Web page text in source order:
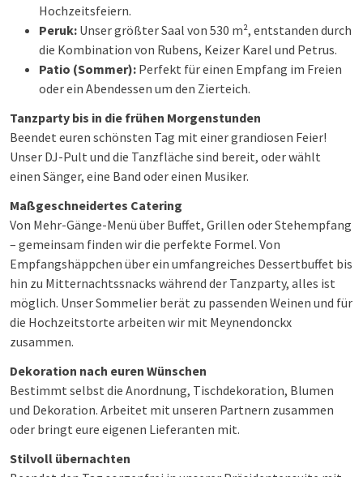
Hochzeitsfeiern.
Peruk: Unser größter Saal von 530 m², entstanden durch
die Kombination von Rubens, Keizer Karel und Petrus.
Patio (Sommer): Perfekt für einen Empfang im Freien
oder ein Abendessen um den Zierteich.
Tanzparty bis in die frühen Morgenstunden
Beendet euren schönsten Tag mit einer grandiosen Feier!
Unser DJ-Pult und die Tanzfläche sind bereit, oder wählt
einen Sänger, eine Band oder einen Musiker.
Maßgeschneidertes Catering
Von Mehr-Gänge-Menü über Buffet, Grillen oder Stehempfang
– gemeinsam finden wir die perfekte Formel. Von
Empfangshäppchen über ein umfangreiches Dessertbuffet bis
hin zu Mitternachtssnacks während der Tanzparty, alles ist
möglich. Unser Sommelier berät zu passenden Weinen und für
die Hochzeitstorte arbeiten wir mit Meynendonckx
zusammen.
Dekoration nach euren Wünschen
Bestimmt selbst die Anordnung, Tischdekoration, Blumen
und Dekoration. Arbeitet mit unseren Partnern zusammen
oder bringt eure eigenen Lieferanten mit.
Stilvoll übernachten